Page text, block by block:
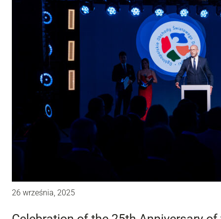
26 września, 2025